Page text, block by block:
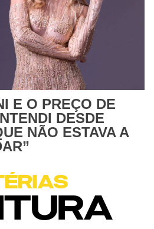
E O PREÇO DE
DESDE
NÃO ESTAVA A